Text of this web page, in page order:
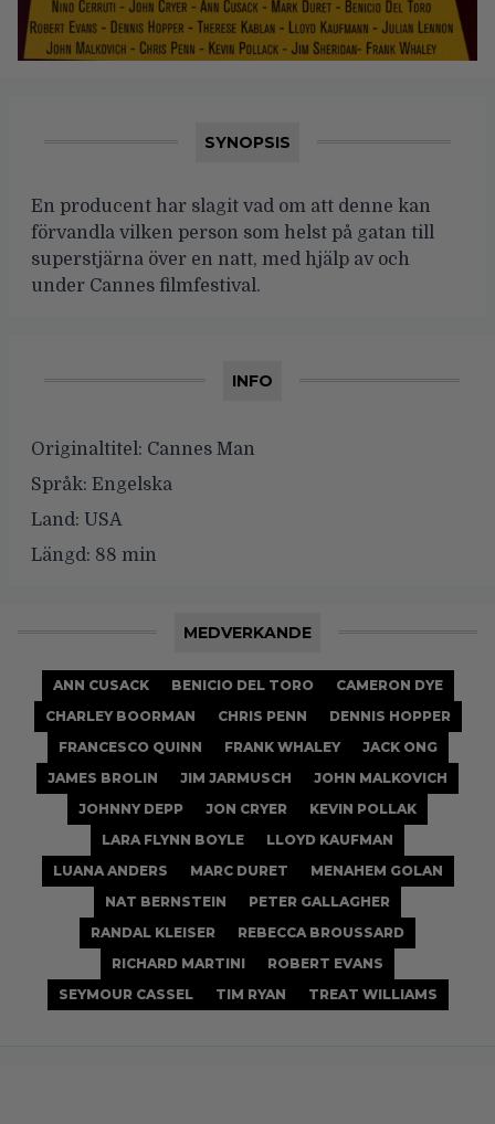
SYNOPSIS
En producent har slagit vad om att denne kan
förvandla vilken person som helst på gatan till
superstjärna över en natt, med hjälp av och
under Cannes filmfestival.
INFO
Originaltitel: Cannes Man
Språk: Engelska
Land: USA
Längd: 88 min
MEDVERKANDE
ANN CUSACK BENICIO DEL TORO
CAMERON DYE
CHARLEY BOORMAN
CHRIS PENN
DENNIS HOPPER
FRANCESCO QUINN
FRANK WHALEY
JACK ONG
JAMES BROLIN
JIM JARMUSCH
JOHN MALKOVICH
JOHNNY DEPP
JON CRYER
KEVIN POLLAK
LARA FLYNN BOYLE
LLOYD KAUFMAN
LUANA ANDERS
MARC DURET
MENAHEM GOLAN
NAT BERNSTEIN
PETER GALLAGHER
RANDAL KLEISER
REBECCA BROUSSARD
RICHARD MARTINI
ROBERT EVANS
SEYMOUR CASSEL
TIM RYAN TREAT WILLIAMS